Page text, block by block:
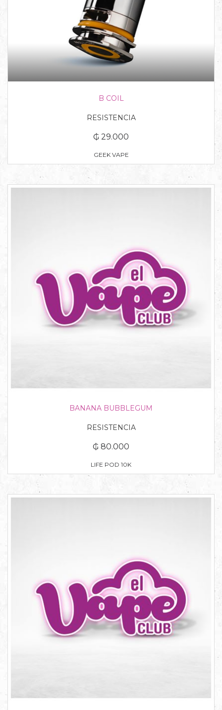
B COIL
RESISTENCIA
₲ 29.000
GEEK VAPE
BANANA BUBBLEGUM
RESISTENCIA
₲ 80.000
LIFE POD 10K